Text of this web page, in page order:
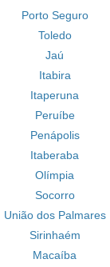
Porto Seguro
Toledo
Jaú
Itabira
Itaperuna
Peruíbe
Penápolis
Itaberaba
Olímpia
Socorro
União dos Palmares
Sirinhaém
Macaíba